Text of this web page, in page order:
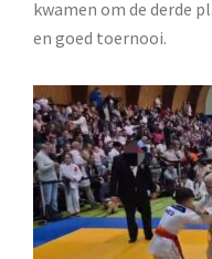
kwamen om de derde
en goed toernooi.